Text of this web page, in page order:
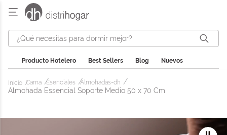
¿Qué necesitas para dormir mejor?
Producto Hotelero Best Sellers Blog Nuevos
Cama Esenciales Almohadas-dh
Almohada Essencial Soporte Medio 50 x 70 Cm